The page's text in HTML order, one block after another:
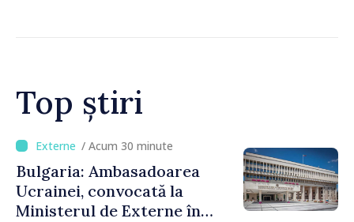
Top știri
/ Acum 30 minute
Bulgaria: Ambasadoarea
Ucrainei, convocată la
Ministerul de Externe în